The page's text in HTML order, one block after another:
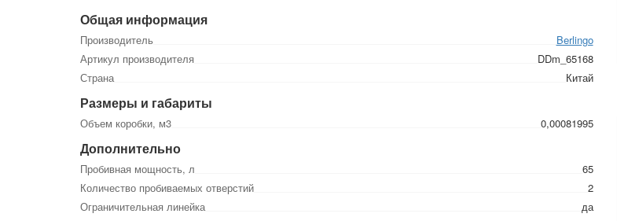
Общая информация
Производитель
Berlingo
Артикул производителя
DDm_65168
Страна
Китай
Размеры и габариты
Объем коробки, м3 0,00081995
Дополнительно
Пробивная мощность, л
65
Количество пробиваемых отверстий
2
Ограничительная линейка
да